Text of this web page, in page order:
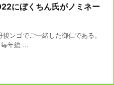
にぼくちん氏がノミネー
ンゴでご一緒した御仁である。
年総 ...